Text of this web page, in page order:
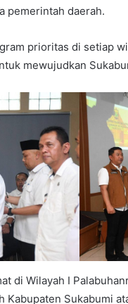
pemerintah daerah.
prioritas di setiap
mewujudkan
di Wilayah I
Kabupaten Sukabumi